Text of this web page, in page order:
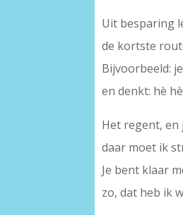
Uit besparing
de kortste
Bijvoorbeeld:
en denkt: hè
Het regent, en
daar moet ik
Je bent klaar
zo, dat heb ik